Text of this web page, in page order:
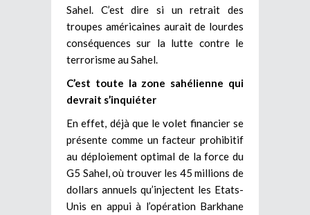
Sahel. C’est dire si un retrait des
troupes américaines aurait de lourdes
conséquences sur la lutte contre le
terrorisme au Sahel.
C’est toute la zone sahélienne qui
devrait s’inquiéter
En effet, déjà que le volet financier se
présente comme un facteur prohibitif
au déploiement optimal de la force du
G5 Sahel, où trouver les 45 millions de
dollars annuels qu’injectent les Etats-
Unis en appui à l’opération Barkhane